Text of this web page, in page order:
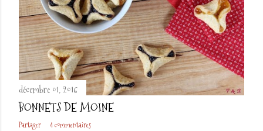
décembre 01, 2016
BONNETS DE MOINE
Partager 4 commentaires